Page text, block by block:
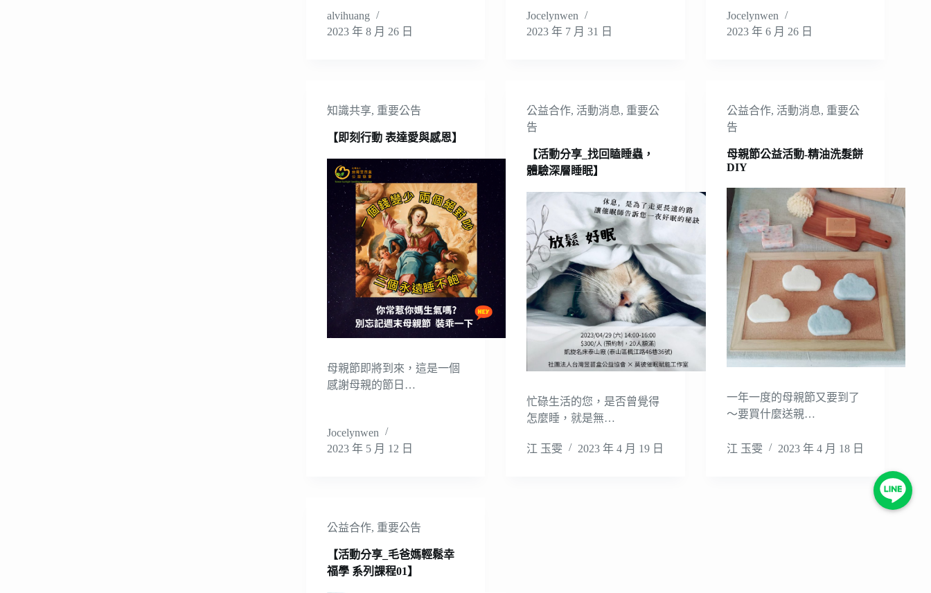
alvihuang
2023 年 8 月 26 日
Jocelynwen
2023 年 7 月 31 日
Jocelynwen
2023 年 6 月 26 日
知識共享, 重要公告
【即刻行動 表達愛與感恩】
母親節即將到來，這是一個
感謝母親的節日…
Jocelynwen
2023 年 5 月 12 日
公益合作, 活動消息, 重要公
告
【活動分享_找回瞌睡蟲，
體驗深層睡眠】
忙碌生活的您，是否曾覺得
怎麼睡，就是無…
江 玉雯 2023 年 4 月 19 日
公益合作, 活動消息, 重要公
告
母親節公益活動-精油洗髮餅
DIY
一年一度的母親節又要到了
～要買什麼送親…
江 玉雯 2023 年 4 月 18 日
公益合作, 重要公告
【活動分享_毛爸媽輕鬆幸
福學 系列課程01】